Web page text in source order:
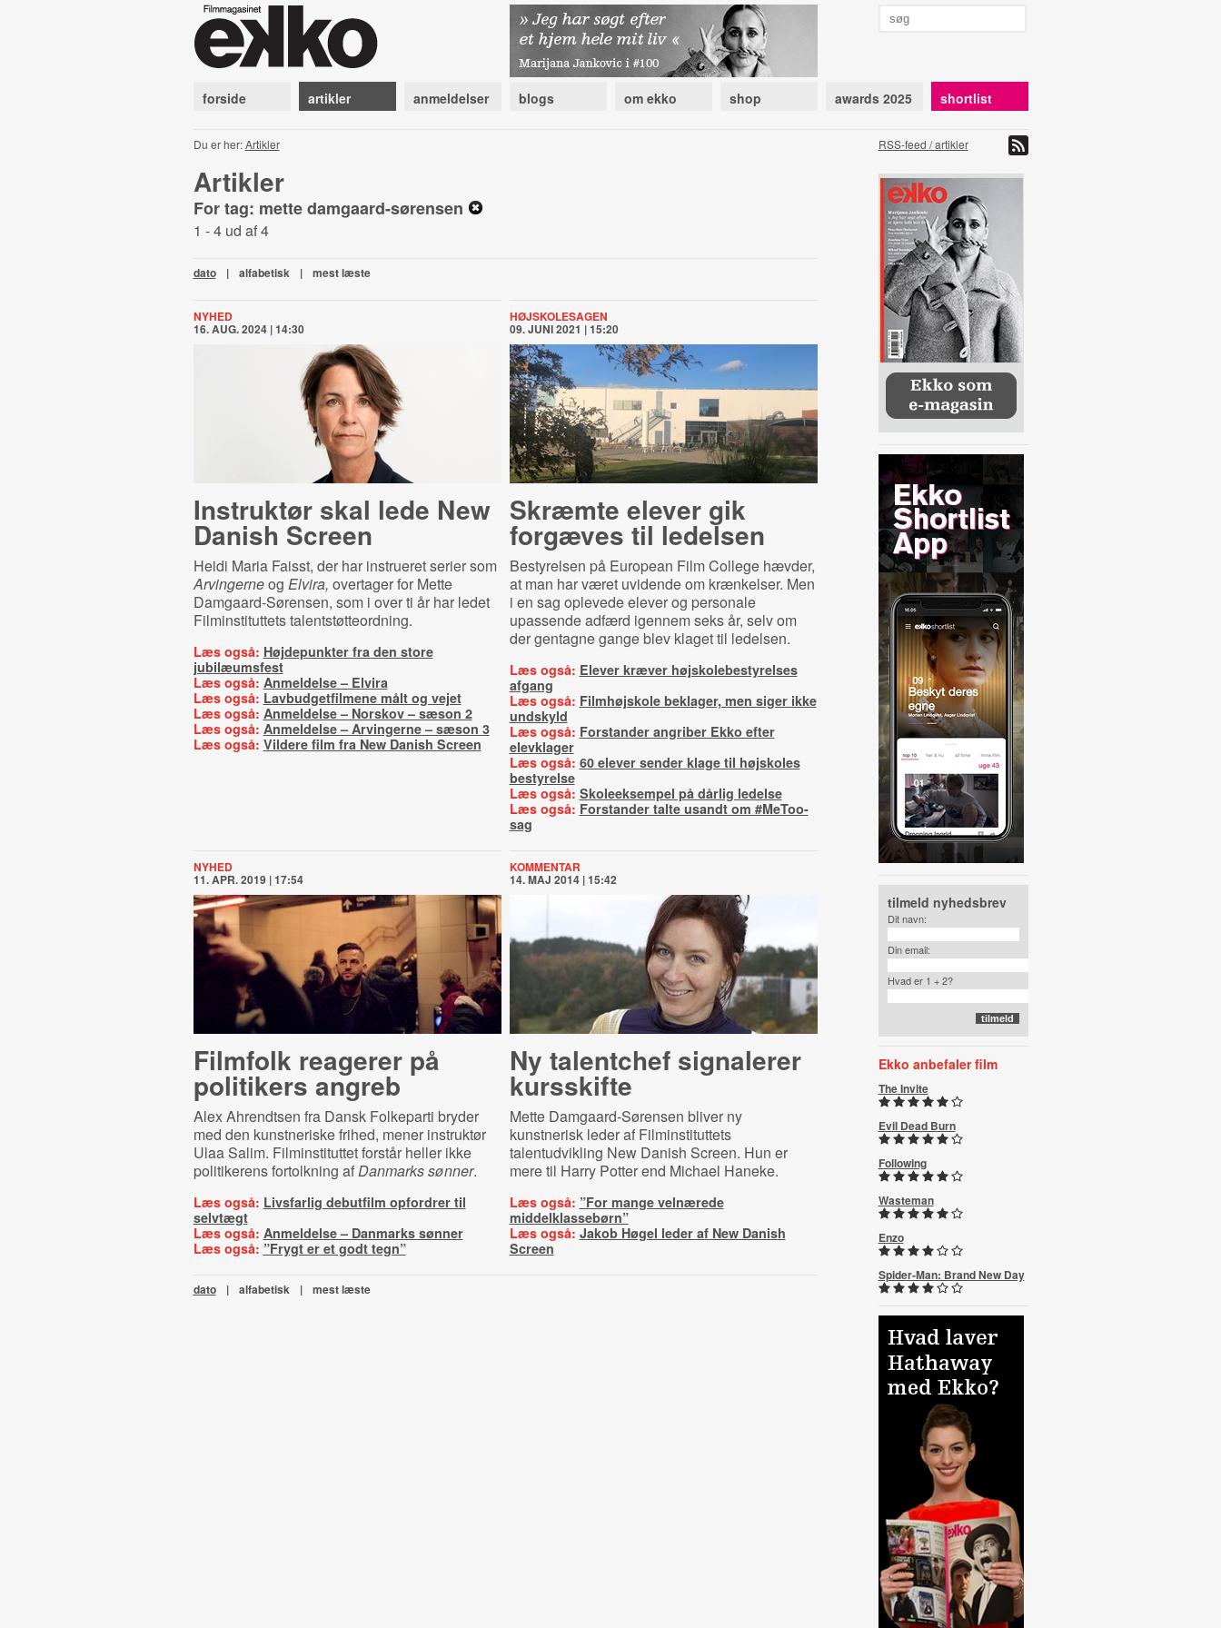
forside artikler anmeldelser blogs om ekko shop awards 2025 shortlist
Du er her:Artikler RSS-feed / artikler
Artikler
For tag: mette damgaard-sørensen
1 - 4 ud af 4
dato | alfabetisk | mest læste
NYHED
16. AUG. 2024 | 14:30
Instruktør skal lede New
Danish Screen
Heidi Maria Faisst, der har instrueret serier som
Arvingerneog Elvira, overtager for Mette
Damgaard-Sørensen, som i over ti år har ledet
Filminstituttets talentstøtteordning.
Læs også: Højdepunkter fra den store
jubilæumsfest
Læs også: Anmeldelse – Elvira
Læs også: Lavbudgetfilmene målt og vejet
Læs også: Anmeldelse – Norskov – sæson 2
Læs også: Anmeldelse – Arvingerne – sæson 3
Læs også: Vildere film fra New Danish Screen
HØJSKOLESAGEN
09. JUNI 2021 | 15:20
Skræmte elever gik
forgæves til ledelsen
Bestyrelsen på European Film College hævder,
at man har været uvidende om krænkelser. Men
i en sag oplevede elever og personale
upassende adfærd igennem seks år, selv om
der gentagne gange blev klaget til ledelsen.
Læs også: Elever kræver højskolebestyrelses
afgang
Læs også: Filmhøjskole beklager, men siger ikke
undskyld
Læs også: Forstander angriber Ekko efter
elevklager
Læs også: 60 elever sender klage til højskoles
bestyrelse
Læs også: Skoleeksempel på dårlig ledelse
Læs også: Forstander talte usandt om #MeToo-
sag
NYHED
11. APR. 2019 | 17:54
Filmfolk reagerer på
politikers angreb
Alex Ahrendtsen fra Dansk Folkeparti bryder
med den kunstneriske frihed, mener instruktør
Ulaa Salim. Filminstituttet forstår heller ikke
politikerens fortolkning afDanmarks sønner.
Læs også: Livsfarlig debutfilm opfordrer til
selvtægt
Læs også: Anmeldelse – Danmarks sønner
Læs også: ”Frygt er et godt tegn”
KOMMENTAR
14. MAJ 2014 | 15:42
Ny talentchef signalerer
kursskifte
Mette Damgaard-Sørensen bliver ny
kunstnerisk leder af Filminstituttets
talentudvikling New Danish Screen. Hun er
mere til Harry Potter end Michael Haneke.
Læs også: ”For mange velnærede
middelklassebørn”
Læs også: Jakob Høgel leder af New Danish
Screen
dato | alfabetisk | mest læste
tilmeld nyhedsbrev
Dit navn:
Din email:
Hvad er 1 + 2?
Ekko anbefaler film
The Invite
Evil Dead Burn
Following
Wasteman
Enzo
Spider-Man: Brand New Day